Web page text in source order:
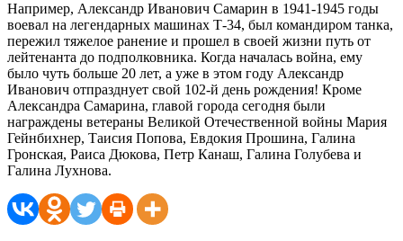
Например, Александр Иванович Самарин в 1941-1945 годы
воевал на легендарных машинах Т-34, был командиром танка,
пережил тяжелое ранение и прошел в своей жизни путь от
лейтенанта до подполковника. Когда началась война, ему
было чуть больше 20 лет, а уже в этом году Александр
Иванович отпразднует свой 102-й день рождения! Кроме
Александра Самарина, главой города сегодня были
награждены ветераны Великой Отечественной войны Мария
Гейнбихнер, Таисия Попова, Евдокия Прошина, Галина
Гронская, Раиса Дюкова, Петр Канаш, Галина Голубева и
Галина Лухнова.